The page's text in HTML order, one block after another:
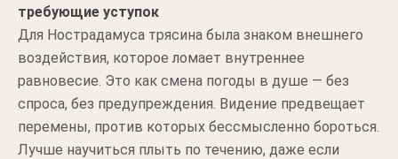
требующие уступок
Для Нострадамуса трясина была знаком внешнего
воздействия, которое ломает внутреннее
равновесие. Это как смена погоды в душе — без
спроса, без предупреждения. Видение предвещает
перемены, против которых бессмысленно бороться.
Лучше научиться плыть по течению, даже если